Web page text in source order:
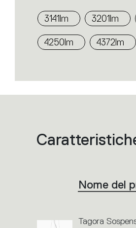
3141lm 3201lm
4250lm 4372lm
Elenco
dei
un’azione.
Nome del
Tagora